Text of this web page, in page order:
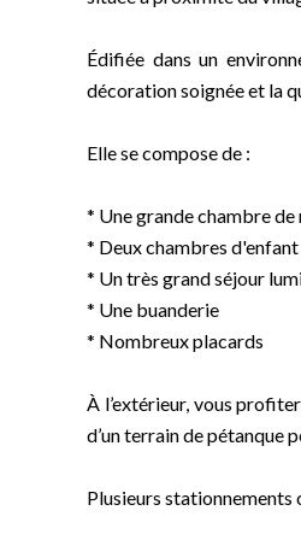
Édifiée dans un
décoration soignée et la
Elle se compose de :
* Une grande chambre
* Deux chambres
* Un très grand séjour
* Une buanderie
* Nombreux placards
À l’extérieur, vous
d’un terrain de pétanque
Plusieurs stationnements